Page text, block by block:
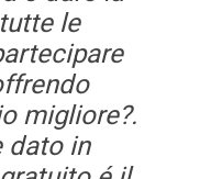
le
migliore?.
dato in